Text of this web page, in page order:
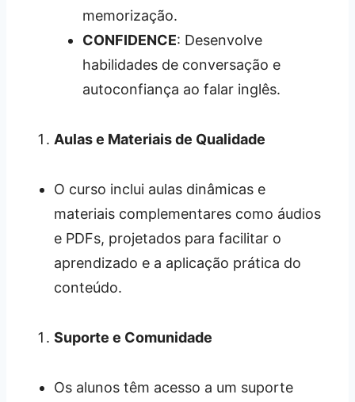
memorização.
CONFIDENCE: Desenvolve
habilidades de conversação e
autoconfiança ao falar inglês.
Aulas e Materiais de Qualidade
O curso inclui aulas dinâmicas e
materiais complementares como áudios
e PDFs, projetados para facilitar o
aprendizado e a aplicação prática do
conteúdo.
Suporte e Comunidade
Os alunos têm acesso a um suporte